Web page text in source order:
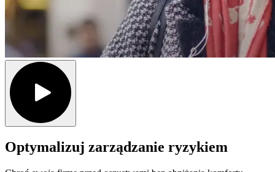
Optymalizuj zarządzanie ryzykiem